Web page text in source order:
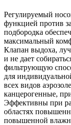
Регулируемый
функцией против
подбородка
максимальный
Клапан выдоха,
и не дает
фильтрующую
для
всех видов
канцерогенные,
Эффективны при
областях
повышенной